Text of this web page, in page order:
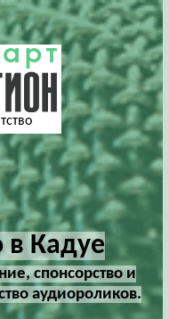
в Кадуе
спонсорство и
аудиороликов.